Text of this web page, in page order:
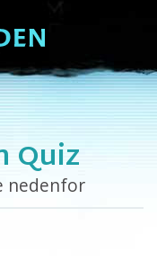
Quiz
nedenfor